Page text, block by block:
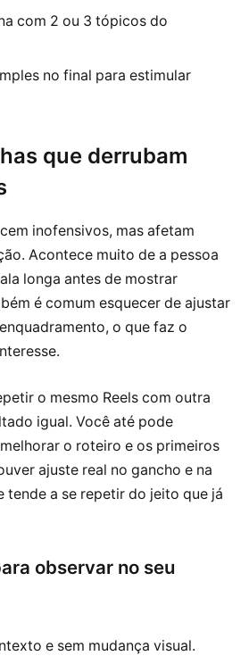
com 2 ou 3 tópicos do
no final para estimular
que derrubam
inofensivos, mas afetam
Acontece muito de a pessoa
longa antes de mostrar
é comum esquecer de ajustar
o que faz o
o mesmo Reels com outra
igual. Você até pode
o roteiro e os primeiros
ajuste real no gancho e na
tende a se repetir do jeito que já
observar no seu
e sem mudança visual.